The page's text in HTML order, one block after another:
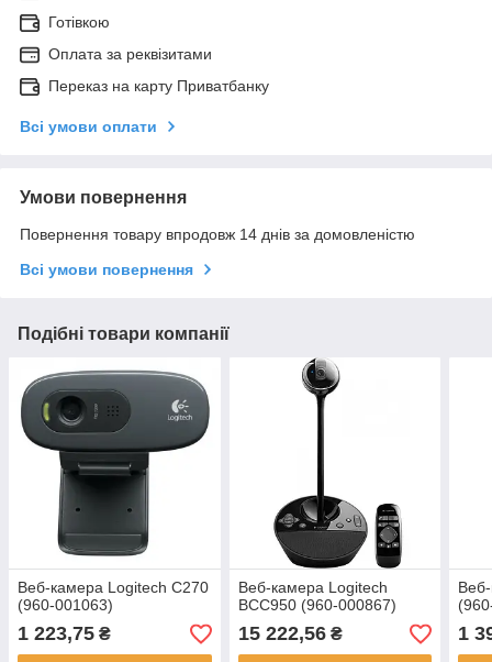
Готівкою
Оплата за реквізитами
Переказ на карту Приватбанку
Всі умови оплати
Умови повернення
Повернення товару впродовж 14 днів за домовленістю
Всі умови повернення
Подібні товари компанії
Веб-камера Logitech C270
(960-001063)
1 223,75 ₴
Веб-камера Logitech
BCC950 (960-000867)
15 222,56₴ 1